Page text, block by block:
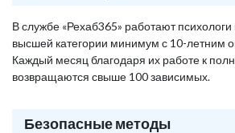
В службе «Рехаб365» работают
высшей категории минимум с 10-летним
Каждый месяц благодаря их работе к
возвращаются свыше 100 зависимых.
Безопасные методы